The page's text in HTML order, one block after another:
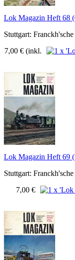
Lok Magazin Heft 68
Stuttgart:
7,00 € (inkl.
Lok Magazin Heft 69
Stuttgart:
7,00 €